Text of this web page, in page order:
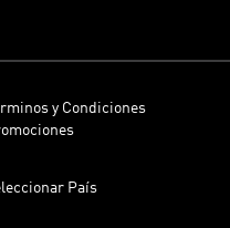
y Condiciones
País